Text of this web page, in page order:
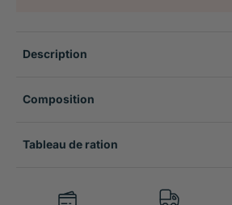
Description
Composition
Tableau de ration